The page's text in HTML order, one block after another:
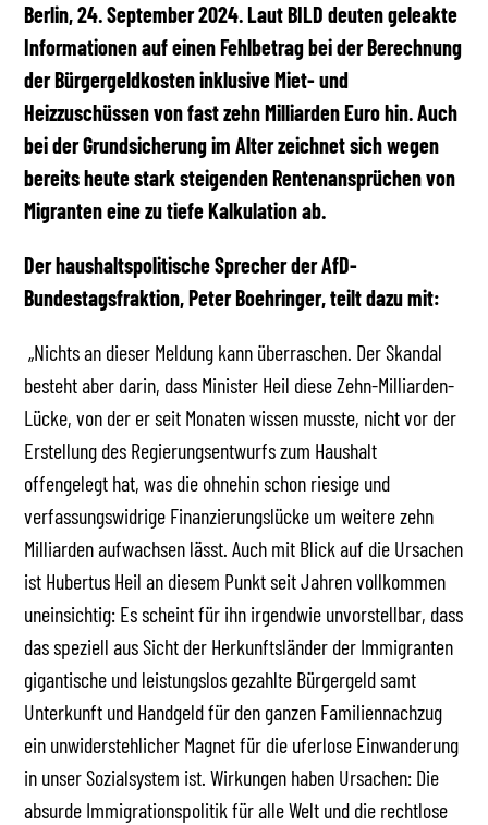
Berlin, 24. September 2024. Laut BILD deuten geleakte
Informationen auf einen Fehlbetrag bei der Berechnung
der Bürgergeldkosten inklusive Miet- und
Heizzuschüssen von fast zehn Milliarden Euro hin. Auch
bei der Grundsicherung im Alter zeichnet sich wegen
bereits heute stark steigenden Rentenansprüchen von
Migranten eine zu tiefe Kalkulation ab.
Der haushaltspolitische Sprecher der AfD-
Bundestagsfraktion, Peter Boehringer, teilt dazu mit:
„Nichts an dieser Meldung kann überraschen. Der Skandal
besteht aber darin, dass Minister Heil diese Zehn-Milliarden-
Lücke, von der er seit Monaten wissen musste, nicht vor der
Erstellung des Regierungsentwurfs zum Haushalt
offengelegt hat, was die ohnehin schon riesige und
verfassungswidrige Finanzierungslücke um weitere zehn
Milliarden aufwachsen lässt. Auch mit Blick auf die Ursachen
ist Hubertus Heil an diesem Punkt seit Jahren vollkommen
uneinsichtig: Es scheint für ihn irgendwie unvorstellbar, dass
das speziell aus Sicht der Herkunftsländer der Immigranten
gigantische und leistungslos gezahlte Bürgergeld samt
Unterkunft und Handgeld für den ganzen Familiennachzug
ein unwiderstehlicher Magnet für die uferlose Einwanderung
in unser Sozialsystem ist. Wirkungen haben Ursachen: Die
absurde Immigrationspolitik für alle Welt und die rechtlose